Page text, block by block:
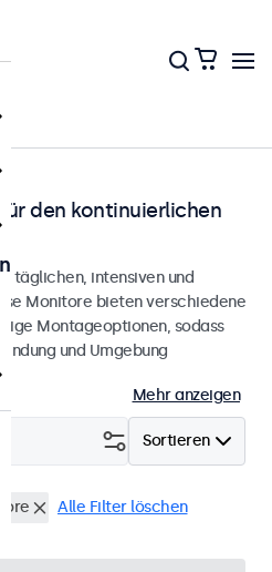
den kontinuierlichen
täglichen, intensiven und
Monitore bieten verschiedene
Montageoptionen, sodass
und Umgebung
Mehr anzeigen
Sortieren
Alle Filter löschen